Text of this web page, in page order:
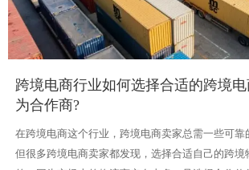
跨境电商行业如何选择合适的跨境
为合作商?
在跨境电商这个行业，跨境电商卖家总需一些可靠
但很多跨境电商卖家都发现，选择合适自己的跨境